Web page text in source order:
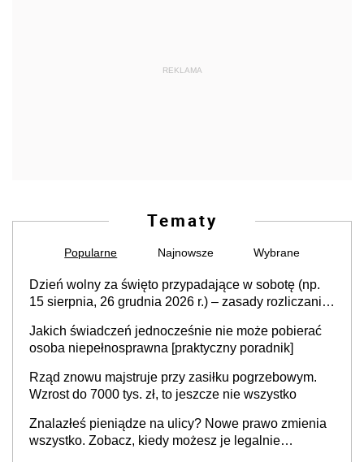
REKLAMA
Tematy
Popularne Najnowsze Wybrane
Dzień wolny za święto przypadające w sobotę (np.
15 sierpnia, 26 grudnia 2026 r.) – zasady rozliczania
i administracja publiczna), najczęstsze pytania
Jakich świadczeń jednocześnie nie może pobierać
osoba niepełnosprawna [praktyczny poradnik]
Rząd znowu majstruje przy zasiłku pogrzebowym.
Wzrost do 7000 tys. zł, to jeszcze nie wszystko
Znalazłeś pieniądze na ulicy? Nowe prawo zmienia
wszystko. Zobacz, kiedy możesz je legalnie